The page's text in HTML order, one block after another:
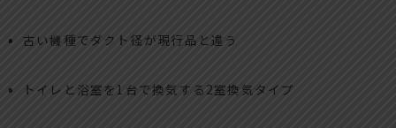
古い機種でダクト径が現行品と違う
トイレと浴室を1台で換気する2室換気タイプ